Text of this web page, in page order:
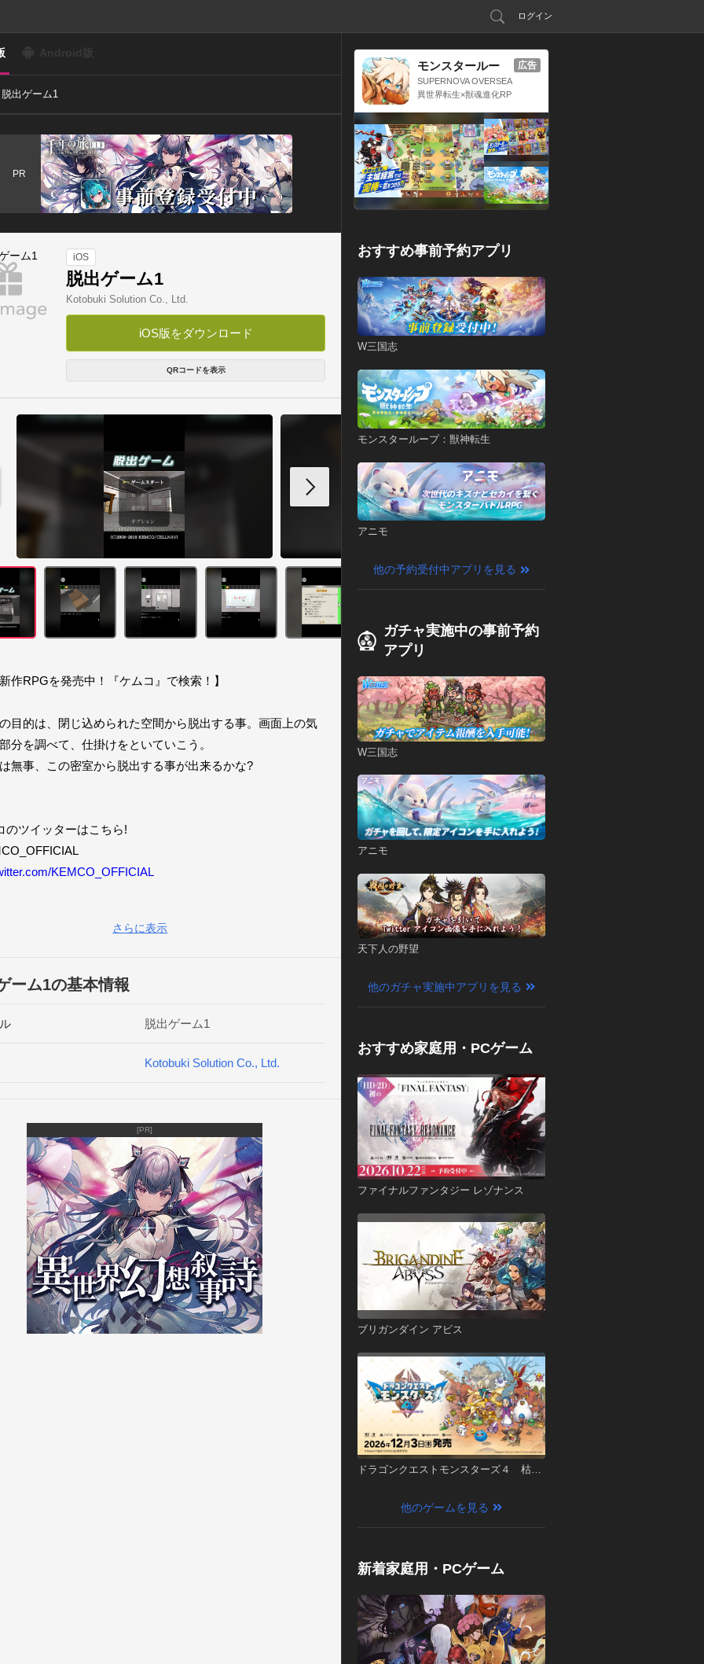
ログイン
脱出ゲーム1
PR
iOS
脱出ゲーム1
Kotobuki Solution Co., Ltd.
iOS版をダウンロード
QRコードを表示
作RPGを発売中！『ケムコ』で検索！】
目的は、閉じ込められた空間から脱出する事。画面上の気
分を調べて、仕掛けをといていこう。
無事、この密室から脱出する事が出来るかな?
のツイッターはこちら!
KEMCO_OFFICIAL
kemco.japan
さらに表示
ーム1の基本情報
脱出ゲーム1
Kotobuki Solution Co., Ltd.
[PR]
モンスタールー
プ：獣神転生
SUPERNOVA OVERSEA
S LIMITED
異世界転生×獣魂進化RP
広告
おすすめ事前予約アプリ
W三国志
モンスターループ：獣神転生
アニモ
他の予約受付中アプリを見る
ガチャ実施中の事前予約
アプリ
W三国志
アニモ
天下人の野望
他のガチャ実施中アプリを見る
おすすめ家庭用・PCゲーム
ファイナルファンタジー レゾナンス
ブリガンダイン アビス
ドラゴンクエストモンスターズ４ 枯れ
他のゲームを見る
新着家庭用・PCゲーム